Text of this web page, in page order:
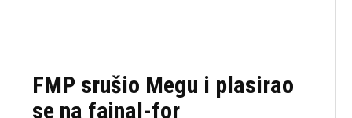
FMP srušio Megu i plasirao
se na fajnal-for